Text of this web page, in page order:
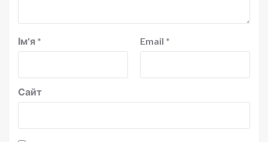
Ім'я * Email *
Сайт